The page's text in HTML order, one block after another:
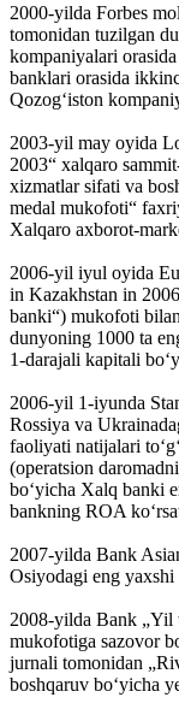
2000-yilda Forbes
tomonidan tuzilgan
kompaniyalari
banklari orasida
Qozogʻiston
2003-yil may oyida
2003“ xalqaro
xizmatlar sifati va
medal mukofoti“
Xalqaro axborot-
2006-yil iyul oyida
in Kazakhstan in
banki“) mukofoti
dunyoning 1000 ta
1-darajali kapitali
2006-yil 1-iyunda
Rossiya va
faoliyati natijalari
(operatsion
boʻyicha Xalq banki
bankning ROA
2007-yilda Bank
Osiyodagi eng
2008-yilda Bank „Yil
mukofotiga sazovor
jurnali tomonidan
boshqaruv boʻyicha